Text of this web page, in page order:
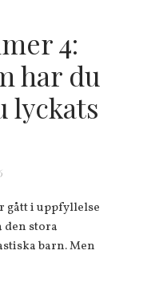
4:
har du
lyckats
gått i uppfyllelse
den stora
barn. Men